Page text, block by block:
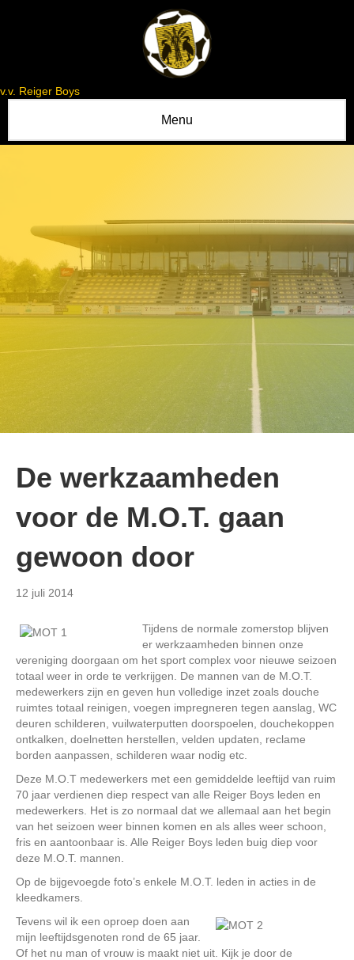
v.v. Reiger Boys
Menu
De werkzaamheden
voor de M.O.T. gaan
gewoon door
12 juli 2014
Tijdens de normale zomerstop blijven
er werkzaamheden binnen onze
vereniging doorgaan om het sport complex voor nieuwe seizoen
totaal weer in orde te verkrijgen. De mannen van de M.O.T.
medewerkers zijn en geven hun volledige inzet zoals douche
ruimtes totaal reinigen, voegen impregneren tegen aanslag, WC
deuren schilderen, vuilwaterputten doorspoelen, douchekoppen
ontkalken, doelnetten herstellen, velden updaten, reclame
borden aanpassen, schilderen waar nodig etc.
Deze M.O.T medewerkers met een gemiddelde leeftijd van ruim
70 jaar verdienen diep respect van alle Reiger Boys leden en
medewerkers. Het is zo normaal dat we allemaal aan het begin
van het seizoen weer binnen komen en als alles weer schoon,
fris en aantoonbaar is. Alle Reiger Boys leden buig diep voor
deze M.O.T. mannen.
Op de bijgevoegde foto’s enkele M.O.T. leden in acties in de
kleedkamers.
Tevens wil ik een oproep doen aan
mijn leeftijdsgenoten rond de 65 jaar.
Of het nu man of vrouw is maakt niet uit. Kijk je door de